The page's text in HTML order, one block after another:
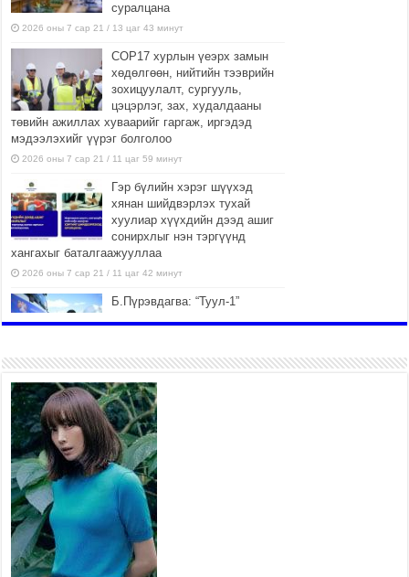
суралцана
2026 оны 7 сар 21 / 13 цаг 43 минут
COP17 хурлын үеэрх замын
хөдөлгөөн, нийтийн тээврийн
зохицуулалт, сургууль,
цэцэрлэг, зах, худалдааны
төвийн ажиллах хуваарийг гаргаж, иргэдэд
мэдээлэхийг үүрэг болголоо
2026 оны 7 сар 21 / 11 цаг 59 минут
Гэр бүлийн хэрэг шүүхэд
хянан шийдвэрлэх тухай
хуулиар хүүхдийн дээд ашиг
сонирхлыг нэн тэргүүнд
хангахыг баталгаажууллаа
2026 оны 7 сар 21 / 11 цаг 42 минут
Б.Пүрэвдагва: “Туул-1”
2026 оны 7 сар 21 / 10 цаг 15 минут
НИЙСЛЭЛ, АЙМГИЙН
УДИРДЛАГУУДЫН АЖЛЫГ
ХҮНД СУРТЛЫГ БУУРУУЛЖ,
ИРГЭД, АЖ АХУЙН НЭГЖИЙН
АЧААГ ХЭРХЭН ХӨНГӨЛСНӨӨР ДҮГНЭНЭ
2026 оны 7 сар 21 / 10 цаг 09 минут
Байнгын хорооны дарга
М.Мандхай Цөлжилттэй
тэмцэх тухай НҮБ-ын
конвенцын талуудын 17 дугаар